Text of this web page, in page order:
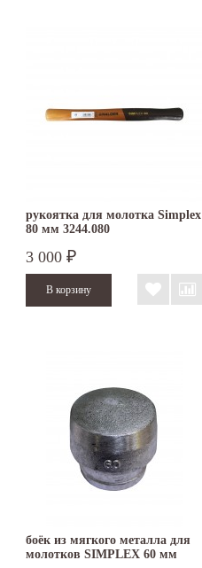
рукоятка для молотка Simplex
80 мм 3244.080
3 000 ₽
боёк из мягкого металла для
молотков SIMPLEX 60 мм